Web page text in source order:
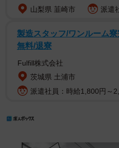
山梨県 韮崎市
派遣
製造スタッフ/ワンルーム
無料/退寮
Fulfill株式会社
茨城県 土浦市
派遣社員：時給1,800円～